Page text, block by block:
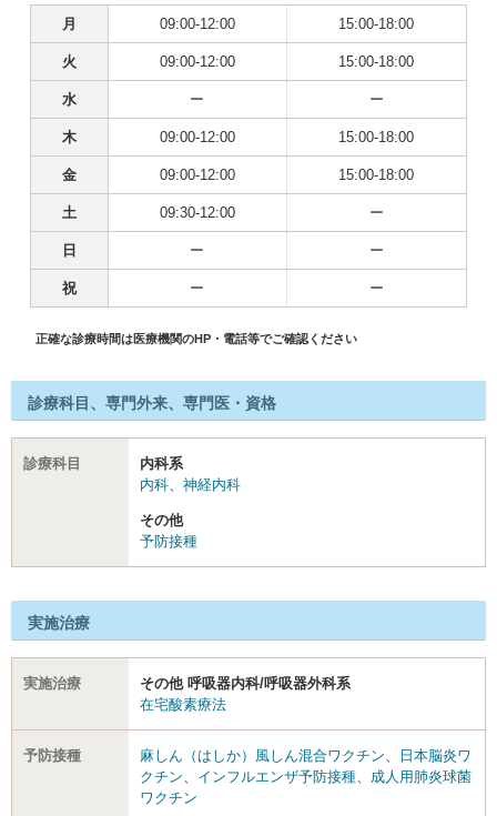
月 09:00-12:00 15:00-18:00
火 09:00-12:00 15:00-18:00
水 ー ー
木 09:00-12:00 15:00-18:00
金 09:00-12:00 15:00-18:00
土 09:30-12:00 ー
日 ー ー
祝 ー ー
正確な診療時間は医療機関のHP・電話等でご確認ください
診療科目、専門外来、専門医・資格
診療科目
内科系
内科、 神経内科
その他
予防接種
実施治療
実施治療
その他 呼吸器内科/呼吸器外科系
在宅酸素療法
予防接種 麻しん（はしか）風しん混合ワクチン、
日本脳炎ワ
クチン、 インフルエンザ予防接種、 成人用肺炎球菌
ワクチン